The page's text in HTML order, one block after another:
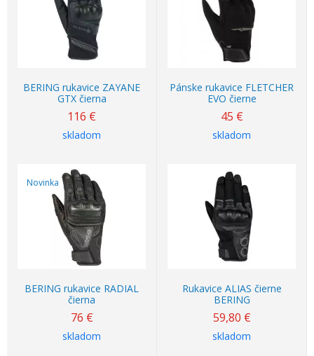
BERING rukavice ZAYANE
GTX čierna
116 €
skladom
Pánske rukavice FLETCHER
EVO čierne
45 €
skladom
Novinka
BERING rukavice RADIAL
čierna
76 €
skladom
Rukavice ALIAS čierne
BERING
59,80 €
skladom